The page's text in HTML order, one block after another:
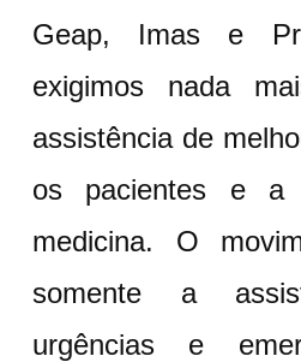
Geap, Imas e
exigimos nada
assistência de
os pacientes e a
medicina. O
somente a
urgências e